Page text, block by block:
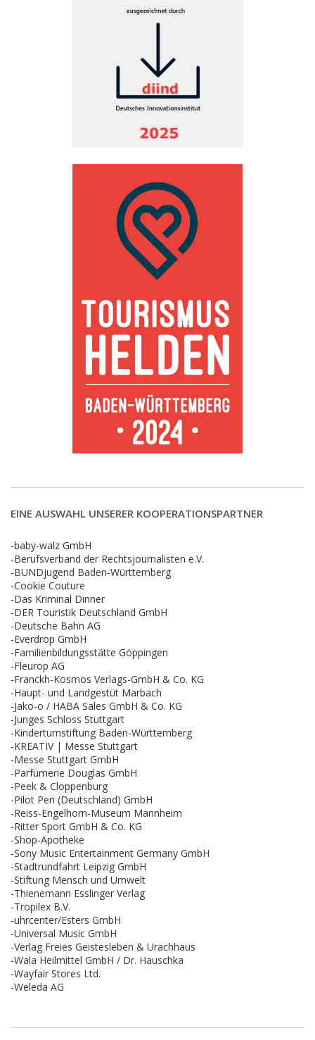
EINE AUSWAHL UNSERER KOOPERATIONSPARTNER
-baby-walz GmbH
-Berufsverband der Rechtsjournalisten e.V.
-BUNDjugend Baden-Württemberg
-Cookie Couture
-Das Kriminal Dinner
-DER Touristik Deutschland GmbH
-Deutsche Bahn AG
-Everdrop GmbH
-Familienbildungsstätte Göppingen
-Fleurop AG
-Franckh-Kosmos Verlags-GmbH & Co. KG
-Haupt- und Landgestüt Marbach
-Jako-o / HABA Sales GmbH & Co. KG
-Junges Schloss Stuttgart
-Kinderturnstiftung Baden-Württemberg
-KREATIV | Messe Stuttgart
-Messe Stuttgart GmbH
-Parfümerie Douglas GmbH
-Peek & Cloppenburg
-Pilot Pen (Deutschland) GmbH
-Reiss-Engelhorn-Museum Mannheim
-Ritter Sport GmbH & Co. KG
-Shop-Apotheke
-Sony Music Entertainment Germany GmbH
-Stadtrundfahrt Leipzig GmbH
-Stiftung Mensch und Umwelt
-Thienemann Esslinger Verlag
-Tropilex B.V.
-uhrcenter/Esters GmbH
-Universal Music GmbH
-Verlag Freies Geistesleben & Urachhaus
-Wala Heilmittel GmbH / Dr. Hauschka
-Wayfair Stores Ltd.
-Weleda AG